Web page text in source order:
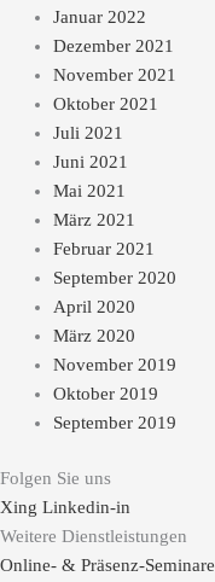
Januar 2022
Dezember 2021
November 2021
Oktober 2021
Juli 2021
Juni 2021
Mai 2021
März 2021
Februar 2021
September 2020
April 2020
März 2020
November 2019
Oktober 2019
September 2019
Folgen Sie uns
Xing Linkedin-in
Weitere Dienstleistungen
Online- & Präsenz-Seminare